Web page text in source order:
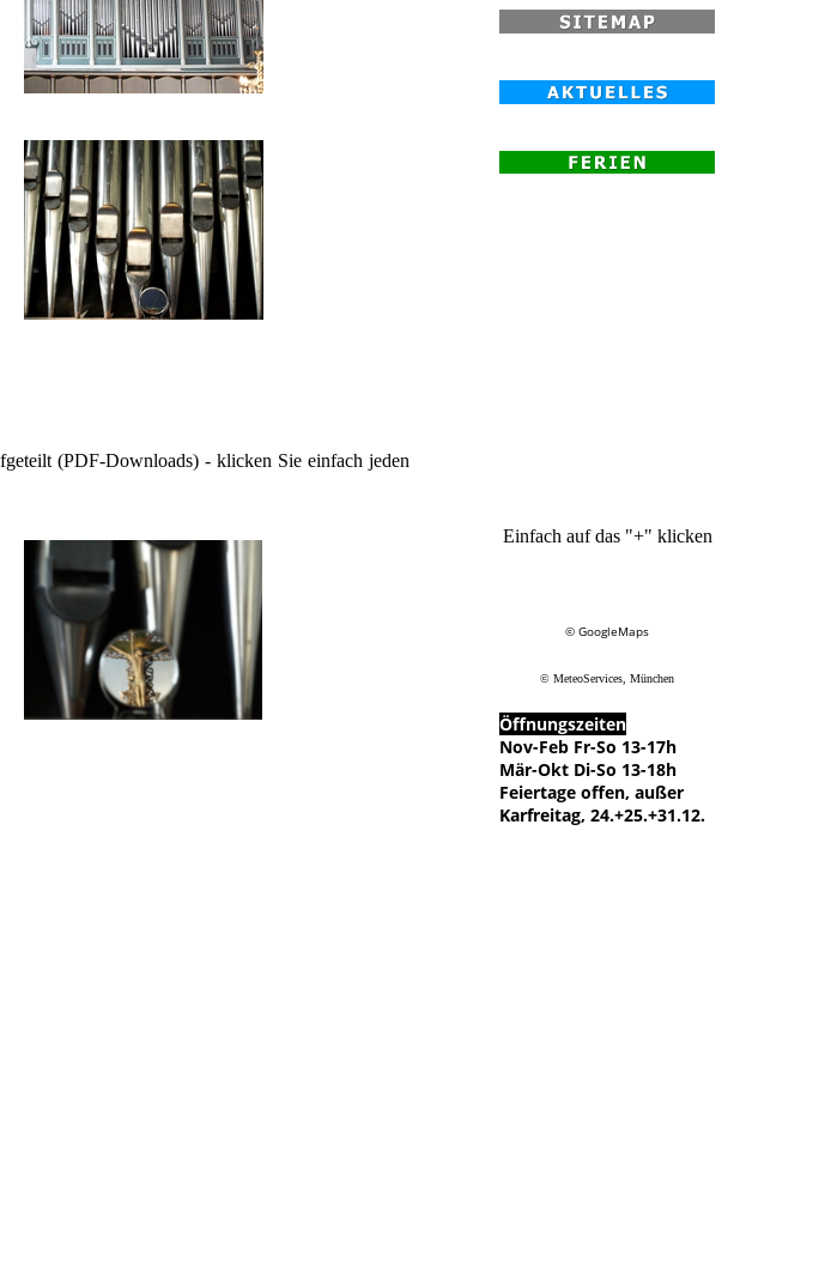
(PDF-Downloads) - klicken Sie einfach jeden
Einfach auf das "+" klicken
© GoogleMaps
© MeteoServices, München
Öffnungszeiten
Nov-Feb Fr-So 13-17h
Mär-Okt Di-So 13-18h
Feiertage offen, außer
Karfreitag, 24.+25.+31.12.